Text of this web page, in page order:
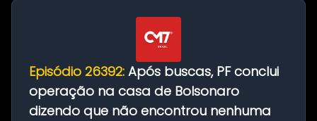
Episódio 26392: Após buscas, PF conclui
operação na casa de Bolsonaro
dizendo que não encontrou nenhuma